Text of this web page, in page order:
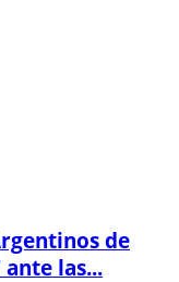
de
las...